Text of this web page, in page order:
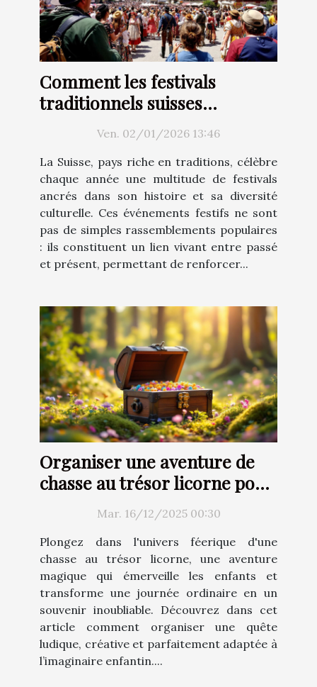
Comment les festivals
traditionnels suisses
renforcent-ils l'identité
culturelle ?Ven. 02/01/2026 13:46
La Suisse, pays riche en traditions, célèbre
chaque année une multitude de festivals
ancrés dans son histoire et sa diversité
culturelle. Ces événements festifs ne sont
pas de simples rassemblements populaires
: ils constituent un lien vivant entre passé
et présent, permettant de renforcer...
Organiser une aventure de
chasse au trésor licorne pour
enfantsMar. 16/12/2025 00:30
Plongez dans l'univers féerique d'une
chasse au trésor licorne, une aventure
magique qui émerveille les enfants et
transforme une journée ordinaire en un
souvenir inoubliable. Découvrez dans cet
article comment organiser une quête
ludique, créative et parfaitement adaptée à
l’imaginaire enfantin....